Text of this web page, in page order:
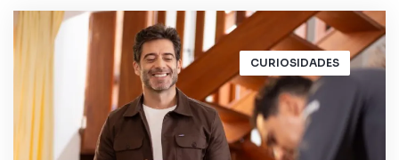
CURIOSIDADES